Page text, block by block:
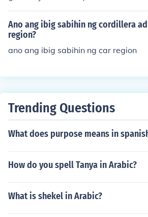
Ano ang ibig sabihin ng cordillera
region?
ano ang ibig sabihin ng car region
Trending Questions
What does purpose means in
How do you spell Tanya in Arabic?
What is shekel in Arabic?